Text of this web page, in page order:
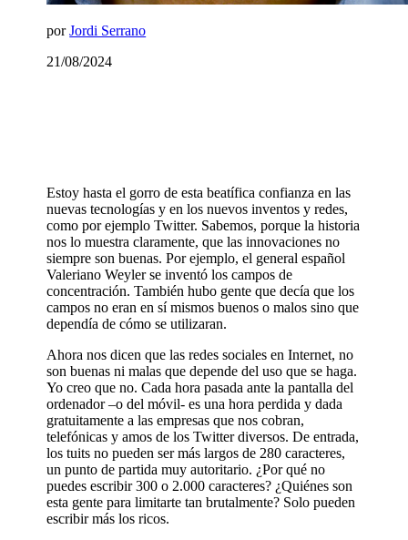
porJordi Serrano
21/08/2024
Estoy hasta el gorro de esta beatífica confianza en las
nuevas tecnologías y en los nuevos inventos y redes,
como por ejemplo Twitter. Sabemos, porque la historia
nos lo muestra claramente, que las innovaciones no
siempre son buenas. Por ejemplo, el general español
Valeriano Weyler se inventó los campos de
concentración. También hubo gente que decía que los
campos no eran en sí mismos buenos o malos sino que
dependía de cómo se utilizaran.
Ahora nos dicen que las redes sociales en Internet, no
son buenas ni malas que depende del uso que se haga.
Yo creo que no. Cada hora pasada ante la pantalla del
ordenador –o del móvil- es una hora perdida y dada
gratuitamente a las empresas que nos cobran,
telefónicas y amos de los Twitter diversos. De entrada,
los tuits no pueden ser más largos de 280 caracteres,
un punto de partida muy autoritario. ¿Por qué no
puedes escribir 300 o 2.000 caracteres? ¿Quiénes son
esta gente para limitarte tan brutalmente? Solo pueden
escribir más los ricos.